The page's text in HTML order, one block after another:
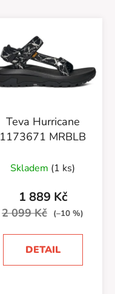
Teva Hurricane
1173671 MRBLB
Skladem (1 ks)
1 889 Kč
2 099 Kč (–10 %)
DETAIL